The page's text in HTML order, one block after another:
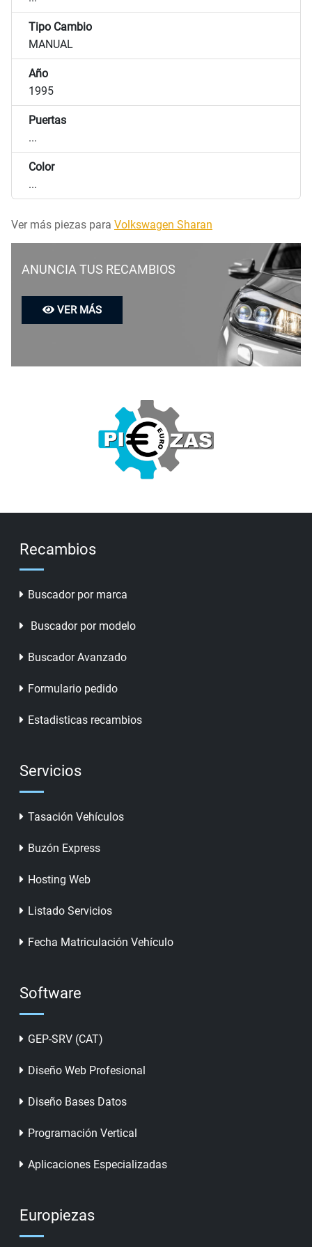
Tipo Cambio
MANUAL
Año
1995
Puertas
...
Color
...
Ver más piezas para Volkswagen Sharan
ANUNCIA TUS RECAMBIOS
VER MÁS
Recambios
Buscador por marca
Buscador por modelo
Buscador Avanzado
Formulario pedido
Estadisticas recambios
Servicios
Tasación Vehículos
Buzón Express
Hosting Web
Listado Servicios
Fecha Matriculación Vehículo
Software
GEP-SRV (CAT)
Diseño Web Profesional
Diseño Bases Datos
Programación Vertical
Aplicaciones Especializadas
Europiezas